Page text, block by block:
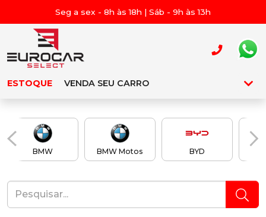
Seg a sex - 8h às 18h | Sáb - 9h às 13h
ESTOQUE VENDA SEU CARRO
BMW BMW Motos BYD